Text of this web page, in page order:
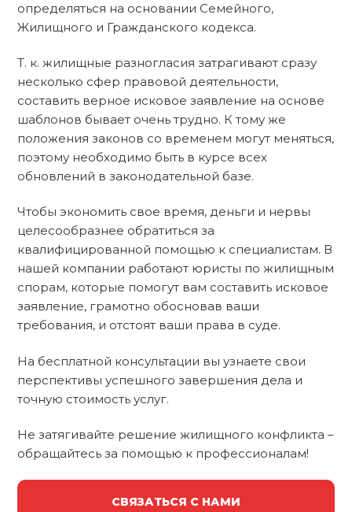
определяться на основании Семейного,
Жилищного и Гражданского кодекса.
Т. к. жилищные разногласия затрагивают сразу
несколько сфер правовой деятельности,
составить верное исковое заявление на основе
шаблонов бывает очень трудно. К тому же
положения законов со временем могут меняться,
поэтому необходимо быть в курсе всех
обновлений в законодательной базе.
Чтобы экономить свое время, деньги и нервы
целесообразнее обратиться за
квалифицированной помощью к специалистам. В
нашей компании работают юристы по жилищным
спорам, которые помогут вам составить исковое
заявление, грамотно обосновав ваши
требования, и отстоят ваши права в суде.
На бесплатной консультации вы узнаете свои
перспективы успешного завершения дела и
точную стоимость услуг.
Не затягивайте решение жилищного конфликта –
обращайтесь за помощью к профессионалам!
СВЯЗАТЬСЯ С НАМИ